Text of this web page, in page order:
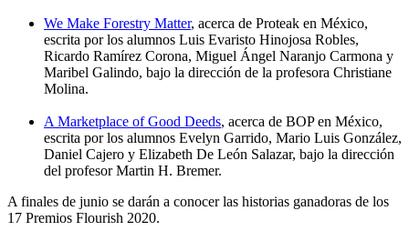
We Make Forestry Matter, acerca de Proteak en México,
escrita por los alumnos Luis Evaristo Hinojosa Robles,
Ricardo Ramírez Corona, Miguel Ángel Naranjo Carmona y
Maribel Galindo, bajo la dirección de la profesora Christiane
Molina.
A Marketplace of Good Deeds, acerca de BOP en México,
escrita por los alumnos Evelyn Garrido, Mario Luis González,
Daniel Cajero y Elizabeth De León Salazar, bajo la dirección
del profesor Martin H. Bremer.
A finales de junio se darán a conocer las historias ganadoras de los
17 Premios Flourish 2020.